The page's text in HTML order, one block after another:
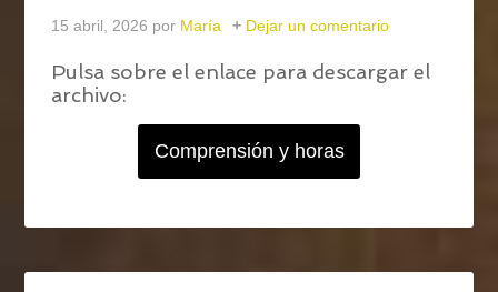
15 abril, 2026 por María Dejar un comentario
Pulsa sobre el enlace para descargar el
archivo:
Comprensión y horas